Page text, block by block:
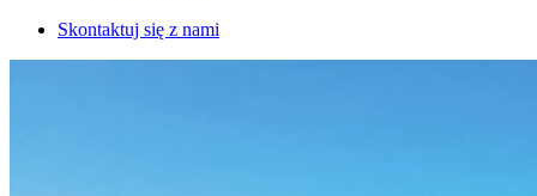
Skontaktuj się z nami